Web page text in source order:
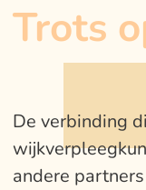
Trots
De verbinding
andere